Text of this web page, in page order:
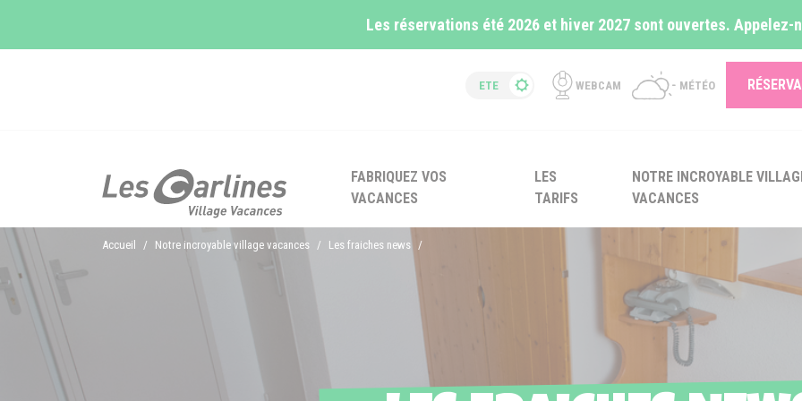
Les réservations été 2026 et hiver 2027 sont ouvertes. Appelez-
ETE WEBCAM MÉTÉO
FABRIQUEZ VOS
VACANCES
LES
TARIFS
NOTRE INCROYABLE
VACANCES
Accueil Notre incroyable village vacances Les fraiches news